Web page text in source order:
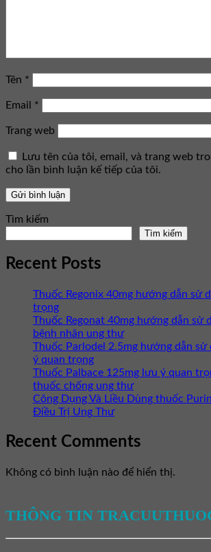
Tên *
Email *
Trang web
Lưu tên của tôi, email, và trang web
cho lần bình luận kế tiếp của tôi.
Tìm kiếm
Tìm kiếm
Recent Posts
Thuốc Regonix 40mg hướng dẫn sử
trọng
Thuốc Regonat 40mg hướng dẫn sử
bệnh nhân ung thư
Thuốc Parlodel 2.5mg hướng dẫn sử
ý quan trọng
Thuốc Palbace 125mg lưu ý quan
thuốc chống ung thư
Công Dụng Và Liều Dùng thuốc
Điều Trị Ung Thư
Recent Comments
Không có bình luận nào để hiển thị.
THÔNG TIN